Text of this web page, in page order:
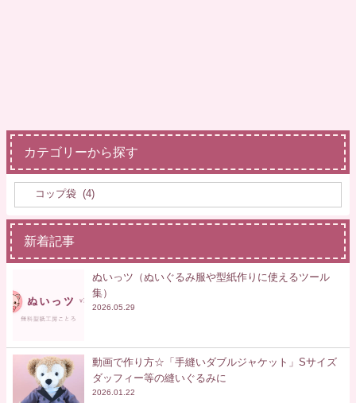
カテゴリーから探す
新着記事
ぬいっツ（ぬいぐるみ服や型紙作りに使えるツール
集）
2026.05.29
動画で作り方☆「手縫いダブルジャケット」Sサイズ
ダッフィー等の縫いぐるみに
2026.01.22